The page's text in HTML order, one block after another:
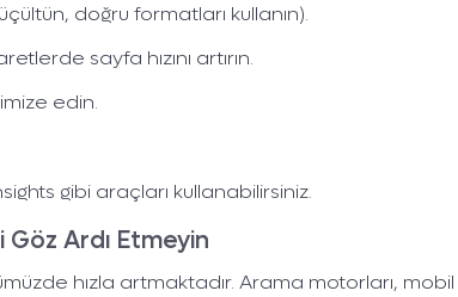
doğru formatları kullanın).
sayfa hızını artırın.
edin.
gibi araçları kullanabilirsiniz.
Ardı Etmeyin
hızla artmaktadır. Arama motorları, mobil